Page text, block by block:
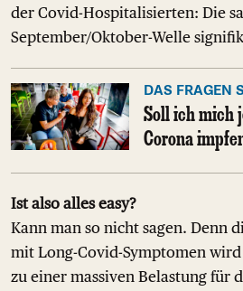
der Covid-Hospitalisierten: Die
September/Oktober-Welle
DAS FRAGEN
Soll ich mich
Corona
Ist also alles easy?
Kann man so nicht sagen. Denn
mit Long-Covid-Symptomen
zu einer massiven Belastung für